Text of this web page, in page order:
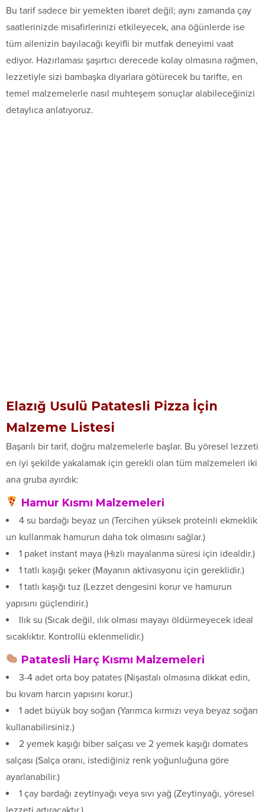
Bu tarif sadece bir yemekten ibaret değil; aynı zamanda çay
saatlerinizde misafirlerinizi etkileyecek, ana öğünlerde ise
tüm ailenizin bayılacağı keyifli bir mutfak deneyimi vaat
ediyor. Hazırlaması şaşırtıcı derecede kolay olmasına rağmen,
lezzetiyle sizi bambaşka diyarlara götürecek bu tarifte, en
temel malzemelerle nasıl muhteşem sonuçlar alabileceğinizi
detaylıca anlatıyoruz.
Elazığ Usulü Patatesli Pizza İçin
Malzeme Listesi
Başarılı bir tarif, doğru malzemelerle başlar. Bu yöresel lezzeti
en iyi şekilde yakalamak için gerekli olan tüm malzemeleri iki
ana gruba ayırdık:
Hamur Kısmı Malzemeleri
4 su bardağı beyaz un (Tercihen yüksek proteinli ekmeklik
un kullanmak hamurun daha tok olmasını sağlar.)
1 paket instant maya (Hızlı mayalanma süresi için idealdir.)
1 tatlı kaşığı şeker (Mayanın aktivasyonu için gereklidir.)
1 tatlı kaşığı tuz (Lezzet dengesini korur ve hamurun
yapısını güçlendirir.)
Ilık su (Sıcak değil, ılık olması mayayı öldürmeyecek ideal
sıcaklıktır. Kontrollü eklenmelidir.)
Patatesli Harç Kısmı Malzemeleri
3-4 adet orta boy patates (Nişastalı olmasına dikkat edin,
bu kıvam harcın yapısını korur.)
1 adet büyük boy soğan (Yarımca kırmızı veya beyaz soğan
kullanabilirsiniz.)
2 yemek kaşığı biber salçası ve 2 yemek kaşığı domates
salçası (Salça oranı, istediğiniz renk yoğunluğuna göre
ayarlanabilir.)
1 çay bardağı zeytinyağı veya sıvı yağ (Zeytinyağı, yöresel